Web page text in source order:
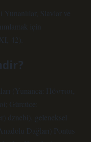
Slavlar ve
için
42).
(Yunanca: Πόντιοι,
Gürcüce:
geleneksel
Dağları) Pontus